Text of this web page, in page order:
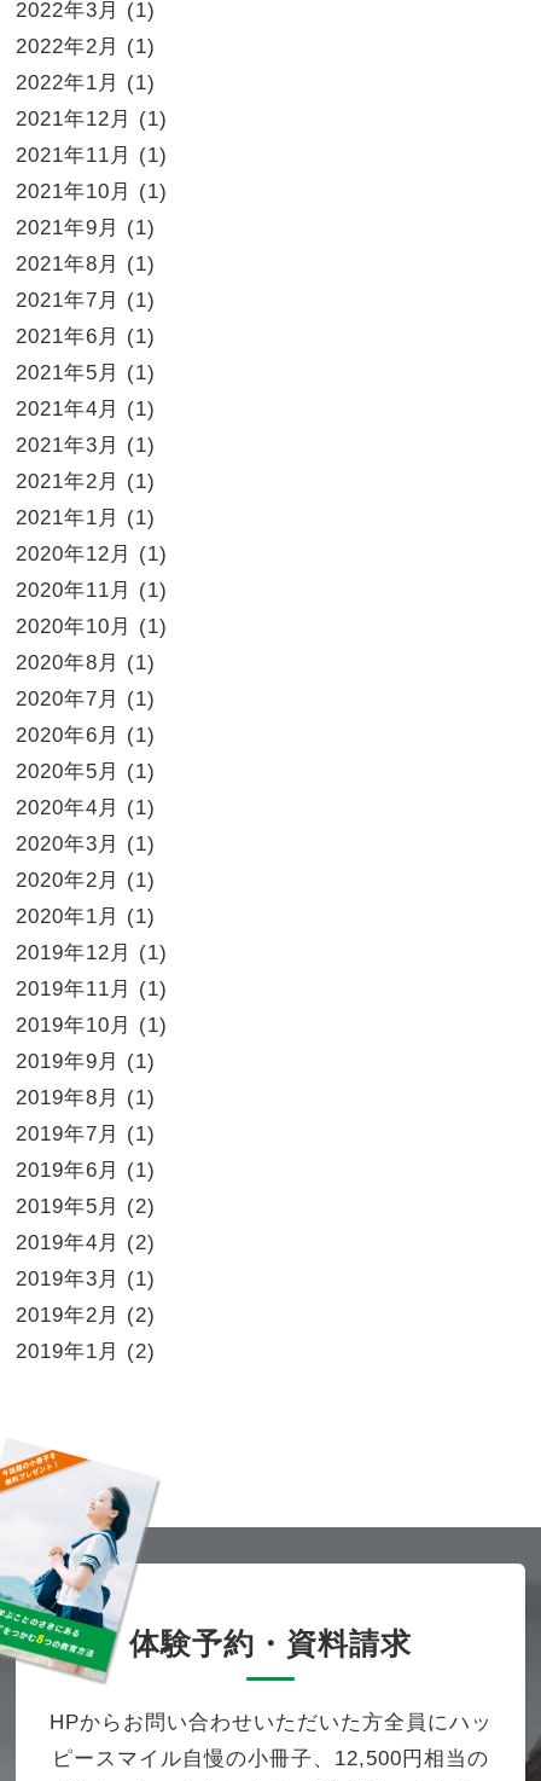
2022年3月
(1)
2022年2月
(1)
2022年1月
(1)
2021年12月
(1)
2021年11月
(1)
2021年10月
(1)
2021年9月
(1)
2021年8月
(1)
2021年7月
(1)
2021年6月
(1)
2021年5月
(1)
2021年4月
(1)
2021年3月
(1)
2021年2月
(1)
2021年1月
(1)
2020年12月
(1)
2020年11月
(1)
2020年10月
(1)
2020年8月
(1)
2020年7月
(1)
2020年6月
(1)
2020年5月
(1)
2020年4月
(1)
2020年3月
(1)
2020年2月
(1)
2020年1月
(1)
2019年12月
(1)
2019年11月
(1)
2019年10月
(1)
2019年9月
(1)
2019年8月
(1)
2019年7月
(1)
2019年6月
(1)
2019年5月
(2)
2019年4月
(2)
2019年3月
(1)
2019年2月
(2)
2019年1月
(2)
体験予約・資料請求
HPからお問い合わせいただいた方全員にハッ
ピースマイル自慢の小冊子、12,500円相当の